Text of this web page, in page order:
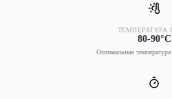
ТЕМПЕРАТУРА
80-90°C
Оптимальная